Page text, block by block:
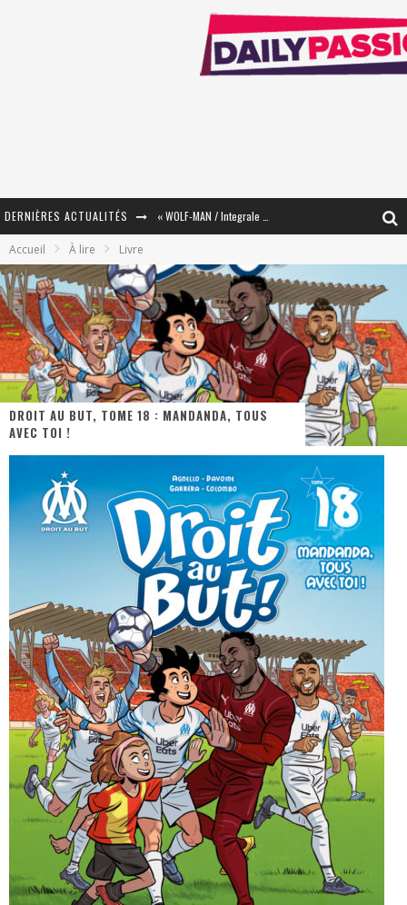
DERNIÈRES ACTUALITÉS
« Mon Village Révolté » - Combattre un Projet !
« Le Béton et le Bambou / Propositions pour Mayotte et le Monde. » - Améliorations !
Star Fox
PsyRiver 2026 : la magie revient sur les rives de l’Aar
« Le Vent dand les Saules » - Une Belle Histoire !
« Damn Them All » - Un duo de Choc !
Yoshi and the mysterious book
Accueil À lire Livre
DROIT AU BUT, TOME 18 : MANDANDA, TOUS
AVEC TOI !